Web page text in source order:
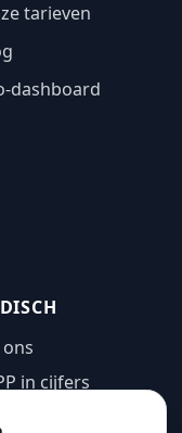
tarieven
dashboard
in cijfers